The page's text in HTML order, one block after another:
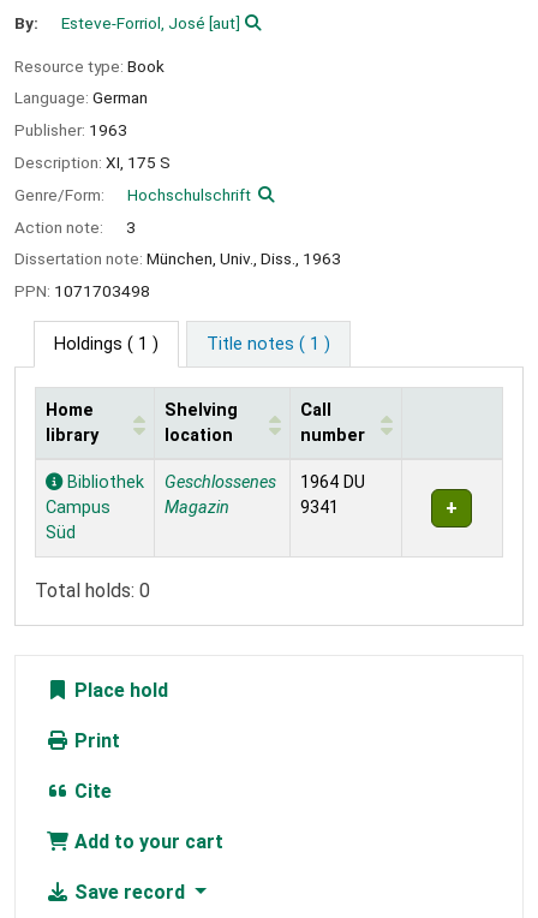
By: Esteve-Forriol, José [aut]
Resource type: Book
Language: German
Publisher: 1963
Description: XI, 175 S
Genre/Form:
Hochschulschrift
Action note:
3
Dissertation note: München, Univ., Diss., 1963
PPN: 1071703498
Holdings ( 1 ) Title notes ( 1 )
Holdings
Home
library
Shelving
location
Call
number
Bibliothek
Campus
Süd
Geschlossenes
Magazin
1964 DU
9341
Total holds: 0
Place hold
Print
Cite
Add to your cart
Save record